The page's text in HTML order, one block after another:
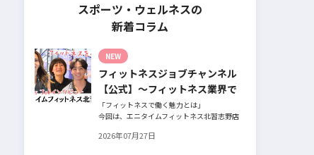
スポーツ・ウェルネスの
新着コラム
NEW
フィットネスジョブチャンネル
【公式】～フィットネス業界で
働く魅力と採用したい人材～
「フィットネスで働く魅力とは」
今回は、エニタイムフィットネス北習志野店
用」をテーマにフィットネスクラブの魅力に
2026年07月27日